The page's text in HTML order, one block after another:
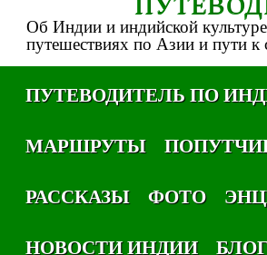
Об Индии и индийской
путешествиях по Азии и пути к
ПУТЕВОДИТЕЛЬ ПО
МАРШРУТЫ
РАССКАЗЫ
ФОТО
НОВОСТИ ИНДИИ